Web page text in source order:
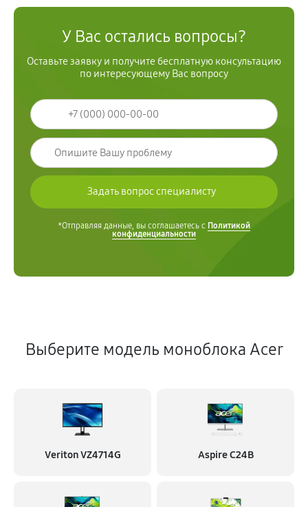
У Вас остались вопросы?
Оставьте заявку и получите бесплатную консультацию
по интересующему Вас вопросу
*Отправляя данные, вы соглашаетесь с Политикой
конфиденциальности
Выберите модель моноблока Acer
Veriton VZ4714G Aspire C24B